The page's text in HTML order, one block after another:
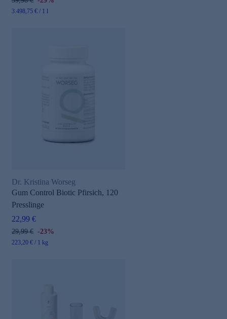
3.498,75 € / 1 l
Dr. Kristina Worseg
Gum Control Biotic Pfirsich, 120
Presslinge
22,99 €
29,99 € -23%
223,20 € / 1 kg